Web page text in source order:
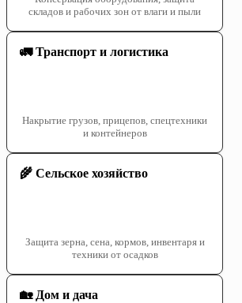
складов и рабочих зон от влаги и пыли
🚛 Транспорт и логистика
Накрытие грузов, прицепов, спецтехники
и контейнеров
🌾 Сельское хозяйство
Защита зерна, сена, кормов, инвентаря и
техники от осадков
🏡 Дом и дача